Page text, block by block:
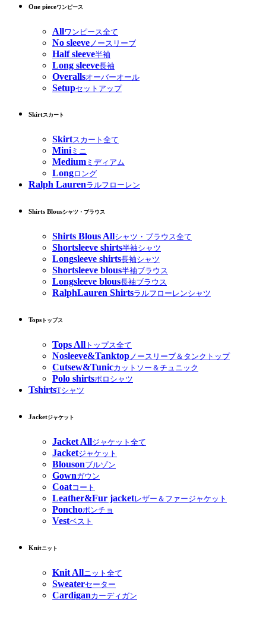
One pieceワンピース
Allワンピース全て
No sleeve ノースリーブ
Half sleeve半袖
Long sleeve長袖
Overallsオーバーオール
Setupセットアップ
Skirtスカート
Skirtスカート全て
Miniミニ
Medium ミディアム
Longロング
Ralph Laurenラルフローレン
Shirts Blousシャツ・ブラウス
Shirts Blous Allシャツ・ブラウス全て
Shortsleeve shirts半袖シャツ
Longsleeve shirts長袖シャツ
Shortsleeve blous半袖ブラウス
Longsleeve blous長袖ブラウス
RalphLauren Shirtsラルフローレンシャツ
Tops トップス
Tops All トップス全て
Nosleeve&Tanktopノースリーブ＆タンクトップ
Cutsew&Tunicカットソー＆チュニック
Polo shirtsポロシャツ
TshirtsTシャツ
Jacketジャケット
Jacket Allジャケット全て
Jacketジャケット
Blousonブルゾン
Gownガウン
Coatコート
Leather&Fur jacketレザー＆ファージャケット
Ponchoポンチョ
Vestベスト
Knitニット
Knit Allニット全て
Sweaterセーター
Cardiganカーディガン